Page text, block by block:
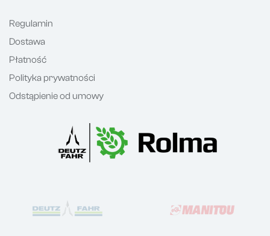
Regulamin
Dostawa
Płatność
Polityka prywatności
Odstąpienie od umowy